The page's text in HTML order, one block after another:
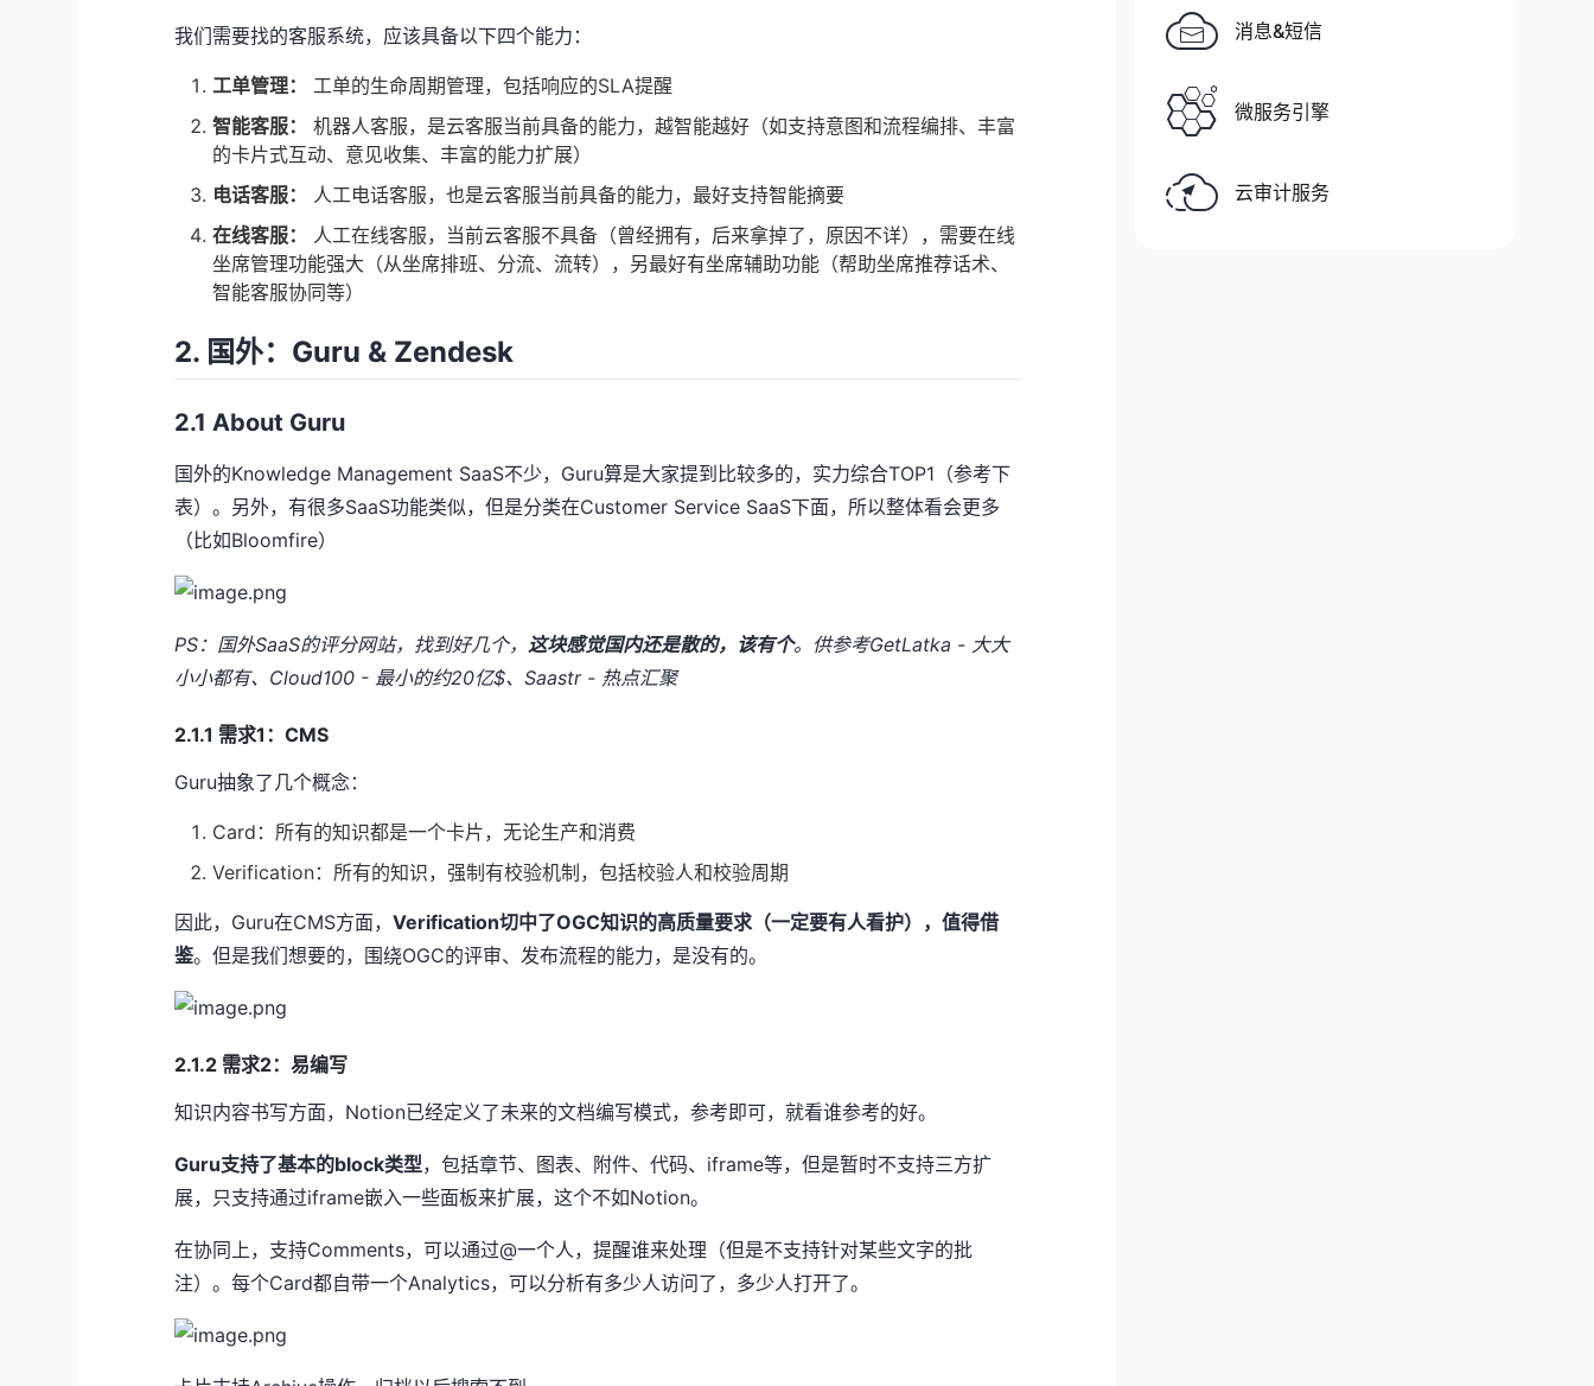
我们需要找的客服系统，应该具备以下四个能力：
工单管理：
工单的生命周期管理，包括响应的SLA提醒
智能客服：
机器人客服，是云客服当前具备的能力，越智能越好（如支持意图和流程编排、丰富
的卡片式互动、意见收集、丰富的能力扩展）
电话客服：
人工电话客服，也是云客服当前具备的能力，最好支持智能摘要
在线客服：
人工在线客服，当前云客服不具备（曾经拥有，后来拿掉了，原因不详），需要在线
坐席管理功能强大（从坐席排班、分流、流转），另最好有坐席辅助功能（帮助坐席推荐话术、
智能客服协同等）
2. 国外：Guru & Zendesk
2.1 About Guru
国外的Knowledge Management SaaS不少，Guru算是大家提到比较多的，实力综合TOP1（参考下
表）。另外，有很多SaaS功能类似，但是分类在Customer Service SaaS下面，所以整体看会更多
（比如Bloomfire）
PS：国外SaaS的评分网站，找到好几个， 这块感觉国内还是散的，该有个。供参考GetLatka - 大大
小小都有、 Cloud100 - 最小的约20亿$、Saastr - 热点汇聚
2.1.1 需求1：CMS
Guru抽象了几个概念：
Card：所有的知识都是一个卡片，无论生产和消费
Verification：所有的知识，强制有校验机制，包括校验人和校验周期
因此，Guru在CMS方面，Verification切中了OGC知识的高质量要求（一定要有人看护），值得借
鉴。但是我们想要的，围绕OGC的评审、发布流程的能力，是没有的。
2.1.2 需求2：易编写
知识内容书写方面，Notion已经定义了未来的文档编写模式，参考即可，就看谁参考的好。
Guru支持了基本的block类型，包括章节、图表、附件、代码、iframe等，但是暂时不支持三方扩
展，只支持通过iframe嵌入一些面板来扩展，这个不如Notion。
在协同上，支持Comments，可以通过@一个人，提醒谁来处理（但是不支持针对某些文字的批
注）。每个Card都自带一个Analytics，可以分析有多少人访问了，多少人打开了。
消息&短信
微服务引擎
云审计服务